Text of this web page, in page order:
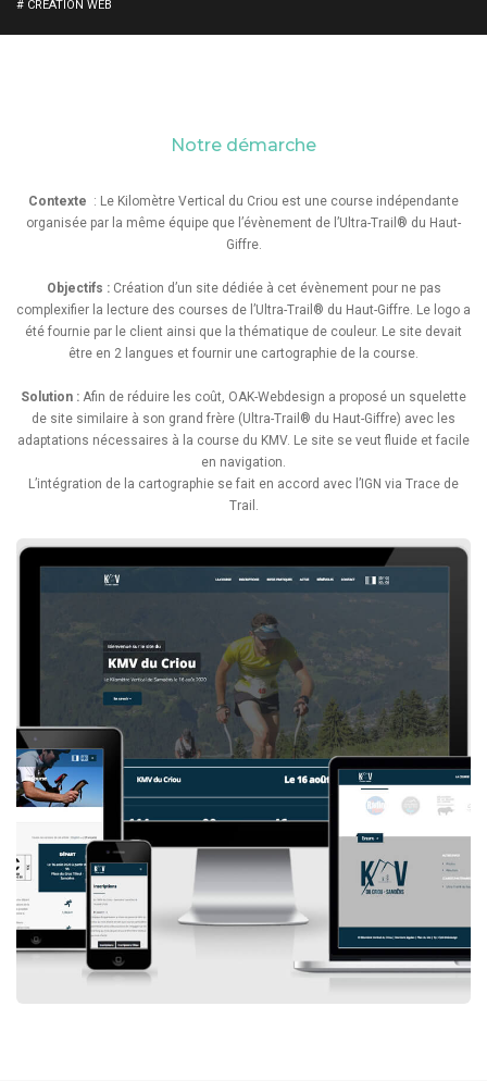
# CRÉATION WEB
Notre démarche
Contexte : Le Kilomètre Vertical du Criou est une course indépendante
organisée par la même équipe que l’évènement de l’Ultra-Trail® du Haut-
Giffre.
Objectifs : Création d’un site dédiée à cet évènement pour ne pas
complexifier la lecture des courses de l’Ultra-Trail® du Haut-Giffre. Le logo a
été fournie par le client ainsi que la thématique de couleur. Le site devait
être en 2 langues et fournir une cartographie de la course.
Solution : Afin de réduire les coût, OAK-Webdesign a proposé un squelette
de site similaire à son grand frère (Ultra-Trail® du Haut-Giffre) avec les
adaptations nécessaires à la course du KMV. Le site se veut fluide et facile
en navigation.
L’intégration de la cartographie se fait en accord avec l’IGN via Trace de
Trail.